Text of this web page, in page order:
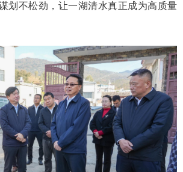
划不松劲，让一湖清水真正成为高质量